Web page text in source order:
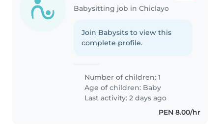
Babysitting job in Chiclayo
Join Babysits to view this
complete profile.
Number of children: 1
Age of children: Baby
Last activity: 2 days ago
PEN 8.00/hr